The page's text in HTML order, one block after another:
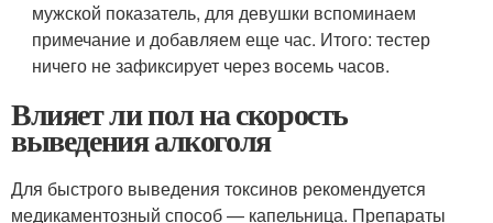
мужской показатель, для девушки вспоминаем
примечание и добавляем еще час. Итого: тестер
ничего не зафиксирует через восемь часов.
Влияет ли пол на скорость
выведения алкоголя
Для быстрого выведения токсинов рекомендуется
медикаментозный способ — капельница. Препараты